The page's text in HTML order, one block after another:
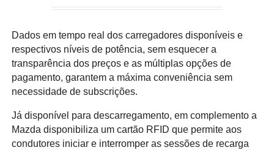
Dados em tempo real dos carregadores disponíveis e
respectivos níveis de potência, sem esquecer a
transparência dos preços e as múltiplas opções de
pagamento, garantem a máxima conveniência sem
necessidade de subscrições.
Já disponível para descarregamento, em complemento a
Mazda disponibiliza um cartão RFID que permite aos
condutores iniciar e interromper as sessões de recarga